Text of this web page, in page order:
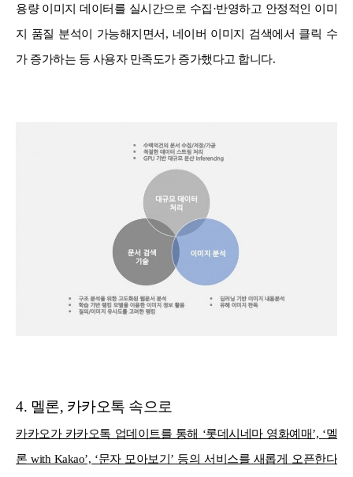
용량 이미지 데이터를 실시간으로 수집·반영하고 안정적인 이미
지 품질 분석이 가능해지면서, 네이버 이미지 검색에서 클릭 수
가 증가하는 등 사용자 만족도가 증가했다고 합니다.
4. 멜론, 카카오톡 속으로
카카오가 카카오톡 업데이트를 통해 ‘롯데시네마 영화예매’, ‘멜
론 with Kakao’, ‘문자 모아보기’ 등의 서비스를 새롭게 오픈한다